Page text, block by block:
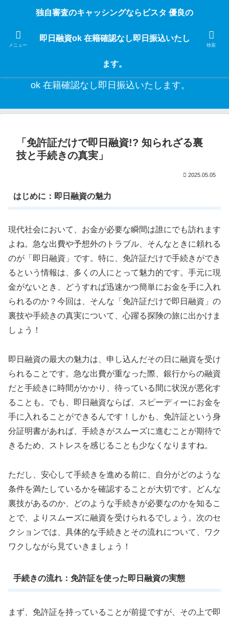
独自審査のフリーローンならビスタなら24時間365日 在籍確認なしで借りれる
な入用があっても安心！融資率97％！仕事をしている人ならブラックでも給料
日返済の１ヶ月融資で借りられるから安心！
独自審査のキャッシングならビスタ 優良の即日融資
ok 在籍確認なし即日振込いたします。
「免許証だけで即日融資!? 知られざる裏
技と手続きの真実」
2025.05.05
はじめに：即日融資の魅力
現代社会において、お金が必要な瞬間は誰にでも訪れます
よね。急な出費や予想外のトラブル、そんなときに頼れる
のが「即日融資」です。特に、免許証だけで手続きができ
るという情報は、多くの人にとって魅力的です。手元に現
金がないとき、どうすれば迅速かつ簡単にお金を手に入れ
られるのか？今回は、そんな「免許証だけで即日融資」の
裏技や手続きの真実について、心躍る探険の旅に出かけま
しょう！
即日融資の最大の魅力は、申し込んだその日に融資を受け
られることです。急な出費が重なった際、銀行からの融資
だと手続きに時間がかかり、待っている間に状況が悪化す
ることも。でも、即日融資ならば、スピーディーにお金を
手に入れることができるんです！しかも、免許証という身
分証明書があれば、手続きがスムーズに進むことが期待で
きるため、ストレスを感じることも少なくなりますね。
ただし、安心して手続きを進める前に、自分がどのような
条件を満たしているかを確認することが大切です。どんな
裏技があるのか、どのような手続きが必要なのかを知るこ
とで、よりスムーズに融資を受けられるでしょう。次のセ
クションでは、具体的な手続きとその流れについて、ワク
ワクしながら見ていきましょう！
手続きの流れ：免許証を使った即日融資の実態
まず、免許証を持っていることが前提ですが、その上で即
メニュー
独自審査のキャッシングならビスタ 優良の
即日融資ok 在籍確認なし即日振込いたし
ます。
検索